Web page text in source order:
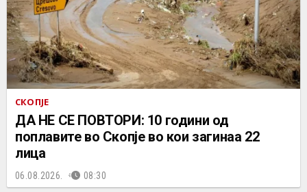
СКОПЈЕ
ДА НЕ СЕ ПОВТОРИ: 10 години од
поплавите во Скопје во кои загинаа 22
лица
06.08.2026. 08:30